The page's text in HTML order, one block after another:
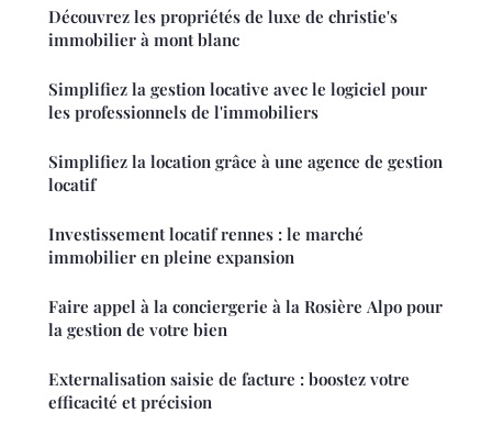
Découvrez les propriétés de luxe de christie's
immobilier à mont blanc
Simplifiez la gestion locative avec le logiciel pour
les professionnels de l'immobiliers
Simplifiez la location grâce à une agence de gestion
locatif
Investissement locatif rennes : le marché
immobilier en pleine expansion
Faire appel à la conciergerie à la Rosière Alpo pour
la gestion de votre bien
Externalisation saisie de facture : boostez votre
efficacité et précision